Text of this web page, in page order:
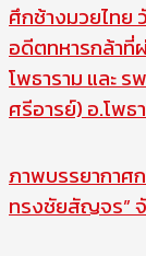
ศึกช้างมวยไทย
อดีตทหารกล้าที่
โพธาราม และ
ศรีอารย์) อ.โพธ
ภาพบรรยากาศ
ทรงชัยสัญจร”